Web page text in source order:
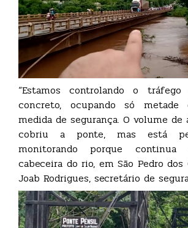
“Estamos controlando o
concreto, ocupando só
medida de segurança. O volume de
cobriu a ponte, mas está
monitorando porque continua
cabeceira do rio, em São Pedro dos
Joab Rodrigues, secretário de